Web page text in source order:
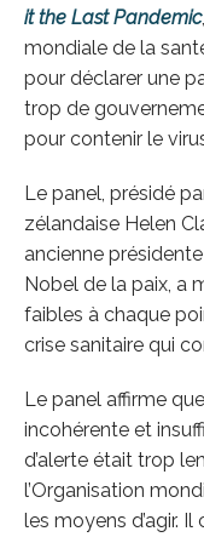
it the Last Pandemic
mondiale de la
pour déclarer une
trop de
pour contenir le
Le panel, présidé
zélandaise Helen
ancienne
Nobel de la paix, a
faibles à chaque
crise sanitaire qui
Le panel affirme
incohérente et
d’alerte était trop
l’Organisation
les moyens d’agir.